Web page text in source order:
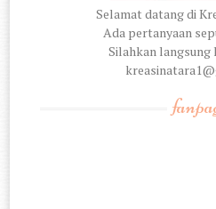
Selamat datang di
Ada pertanyaan
Silahkan langsung